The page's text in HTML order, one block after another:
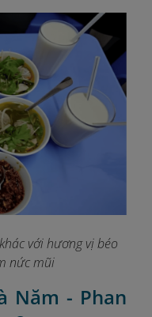
với hương vị béo
nức mũi
Năm - Phan